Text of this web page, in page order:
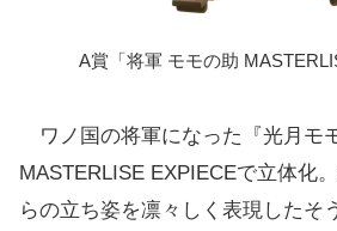
A賞「将軍 モモの助
ワノ国の将軍になった『光月モ
MASTERLISE EXPIECEで立体化
らの立ち姿を凛々しく表現したそ